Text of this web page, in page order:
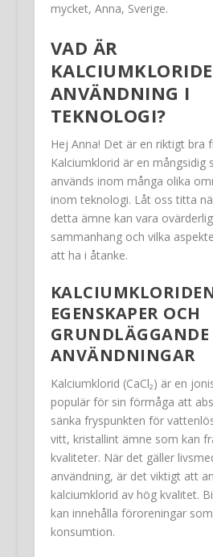
mycket, Anna, Sverige.
VAD ÄR
ANVÄNDNING I
TEKNOLOGI?
Hej Anna! Det är en riktigt bra
Kalciumklorid är en mångsidig
används inom många olika
inom teknologi. Låt oss titta
detta ämne kan vara
sammanhang och vilka
att ha i åtanke.
EGENSKAPER OCH
GRUNDLÄGGANDE
ANVÄNDNINGAR
Kalciumklorid (CaCl₂) är en
populär för sin förmåga att
sänka fryspunkten för
vitt, kristallint ämne som kan
kvaliteter. När det gäller
användning, är det viktigt att
kalciumklorid av hög kvalitet.
kan innehålla föroreningar
konsumtion.